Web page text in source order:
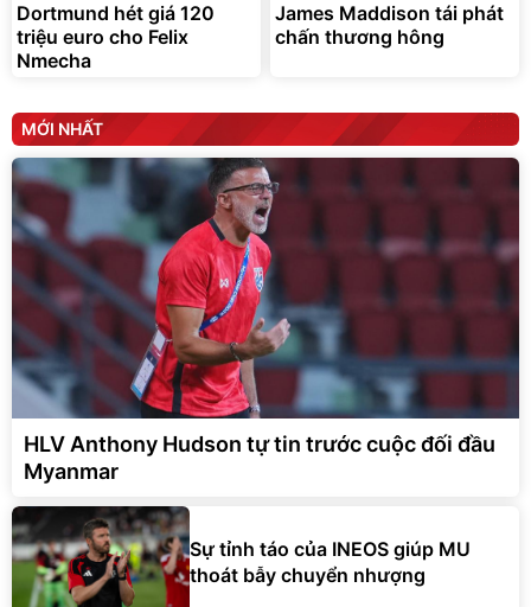
Dortmund hét giá 120
triệu euro cho Felix
Nmecha
James Maddison tái phát
chấn thương hông
MỚI NHẤT
HLV Anthony Hudson tự tin trước cuộc đối đầu
Myanmar
Sự tỉnh táo của INEOS giúp MU
thoát bẫy chuyển nhượng